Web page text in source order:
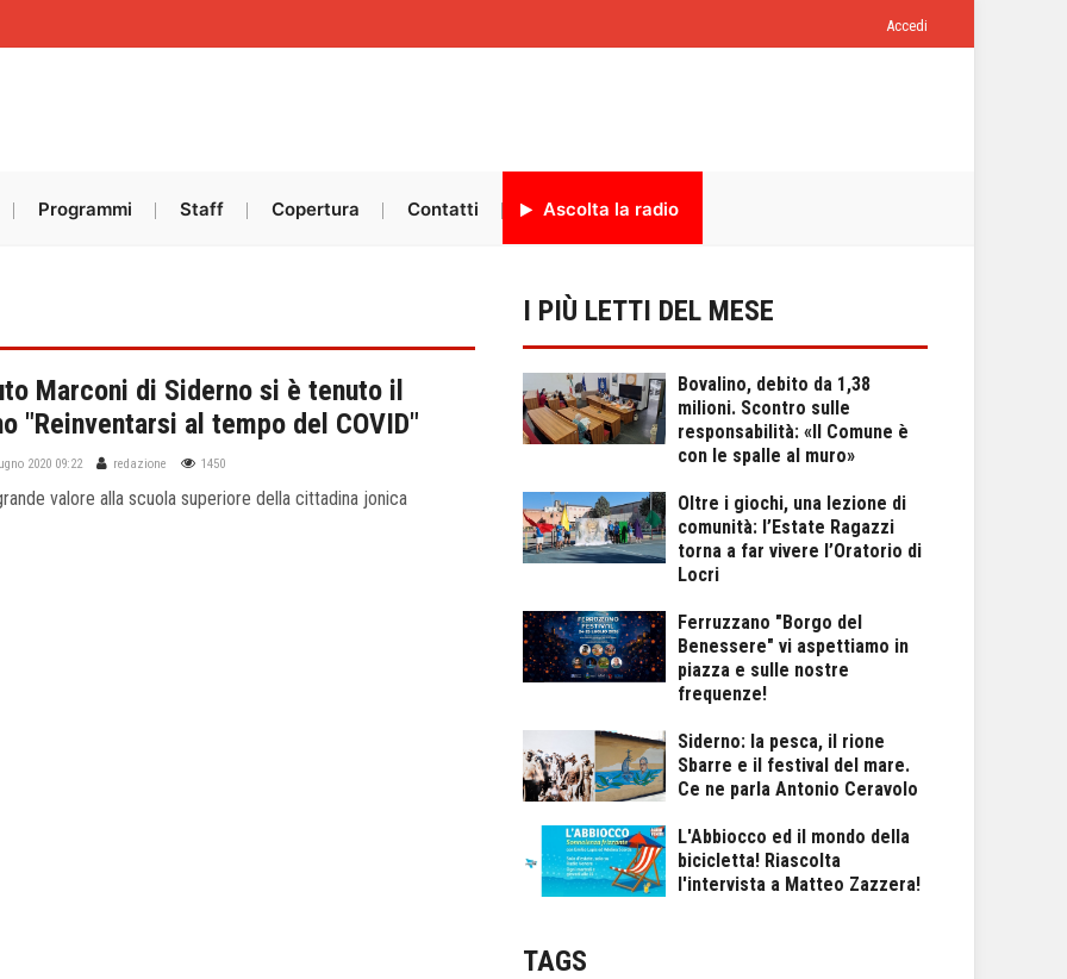
Accedi
Programmi Staff Copertura Contatti Ascolta la radio
Marconi di Siderno si è tenuto il
"Reinventarsi al tempo del COVID"
2020 09:22 redazione 1450
valore alla scuola superiore della cittadina jonica
I PIÙ LETTI DEL MESE
Bovalino, debito da 1,38
milioni. Scontro sulle
responsabilità: «Il Comune è
con le spalle al muro»
Oltre i giochi, una lezione di
comunità: l’Estate Ragazzi
torna a far vivere l’Oratorio di
Locri
Ferruzzano "Borgo del
Benessere" vi aspettiamo in
piazza e sulle nostre
frequenze!
Siderno: la pesca, il rione
Sbarre e il festival del mare.
Ce ne parla Antonio Ceravolo
L'Abbiocco ed il mondo della
bicicletta! Riascolta
l'intervista a Matteo Zazzera!
TAGS